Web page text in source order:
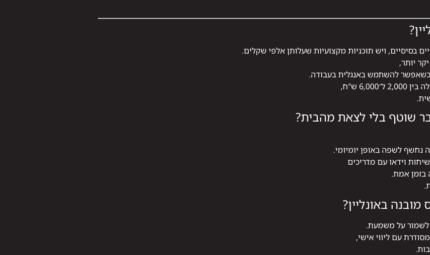
בסיסיים, ויש תוכניות מקצועיות שעלותן אלפי שקלים.
יותר,
להשתמש באנגלית בעבודה.
שוטף בלי לצאת מהבית?
נחשף לשפה באופן יומיומי.
וידאו עם מדריכים
אמת.
באונליין?
לשמור על משמעת.
עם ליווי אישי,